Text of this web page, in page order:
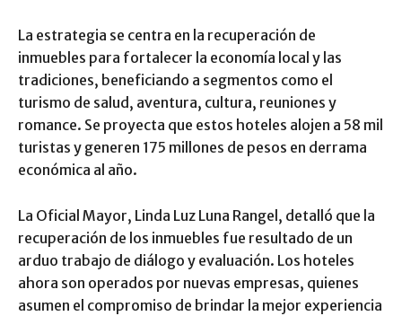
La estrategia se centra en la recuperación de
inmuebles para fortalecer la economía local y las
tradiciones, beneficiando a segmentos como el
turismo de salud, aventura, cultura, reuniones y
romance. Se proyecta que estos hoteles alojen a 58 mil
turistas y generen 175 millones de pesos en derrama
económica al año.
La Oficial Mayor, Linda Luz Luna Rangel, detalló que la
recuperación de los inmuebles fue resultado de un
arduo trabajo de diálogo y evaluación. Los hoteles
ahora son operados por nuevas empresas, quienes
asumen el compromiso de brindar la mejor experiencia